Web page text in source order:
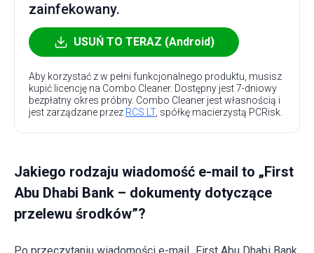
zainfekowany.
USUŃ TO TERAZ (Android)
Aby korzystać z w pełni funkcjonalnego produktu, musisz
kupić licencję na Combo Cleaner. Dostępny jest 7-dniowy
bezpłatny okres próbny. Combo Cleaner jest własnością i
jest zarządzane przez RCS LT, spółkę macierzystą PCRisk.
Jakiego rodzaju wiadomość e-mail to „First
Abu Dhabi Bank – dokumenty dotyczące
przelewu środków”?